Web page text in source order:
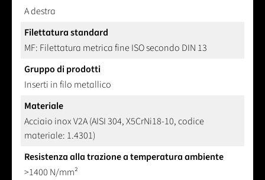
A destra
Filettatura standard
MF: Filettatura metrica fine ISO secondo DIN 13
Gruppo di prodotti
Inserti in filo metallico
Materiale
Acciaio inox V2A (AISI 304, X5CrNi18-10, codice
materiale: 1.4301)
Resistenza alla trazione a temperatura ambiente
>1400 N/mm²